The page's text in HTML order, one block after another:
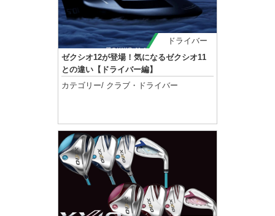
ドライバー
ゼクシオ12が登場！気になるゼクシオ11
との違い【ドライバー編】
カテゴリー/ クラブ ・ ドライバー